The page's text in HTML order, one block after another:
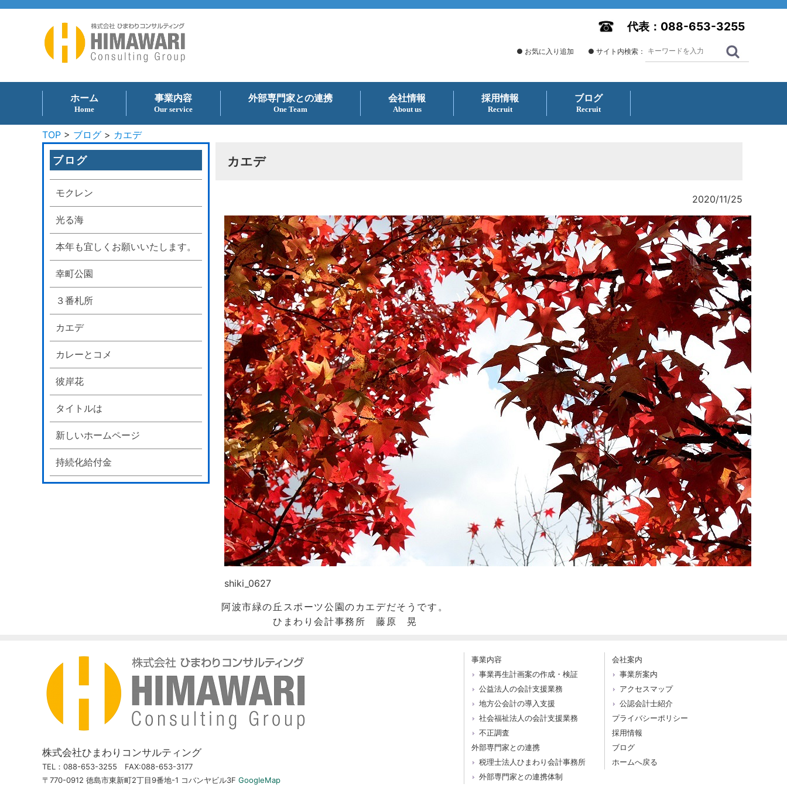
代表：088-653-3255
● お気に入り追加 ● サイト内検索：
ホーム
Home
事業内容
Our service
外部専門家との連携
One Team
会社情報
About us
採用情報
Recruit
ブログ
Recruit
TOP > ブログ > カエデ
ブログ
モクレン
光る海
本年も宜しくお願いいたします。
幸町公園
３番札所
カエデ
カレーとコメ
彼岸花
タイトルは
新しいホームページ
持続化給付金
カエデ
2020/11/25
shiki_0627
阿波市緑の丘スポーツ公園のカエデだそうです。
ひまわり会計事務所 藤原 晃
株式会社ひまわりコンサルティング
TEL：088-653-3255 FAX:088-653-3177
〒770-0912 徳島市東新町2丁目9番地-1 コバンヤビル3F GoogleMap
事業内容
事業再生計画案の作成・検証
公益法人の会計支援業務
地方公会計の導入支援
社会福祉法人の会計支援業務
不正調査
外部専門家との連携
税理士法人ひまわり会計事務所
外部専門家との連携体制
会社案内
事業所案内
アクセスマップ
公認会計士紹介
プライバシーポリシー
採用情報
ブログ
ホームへ戻る